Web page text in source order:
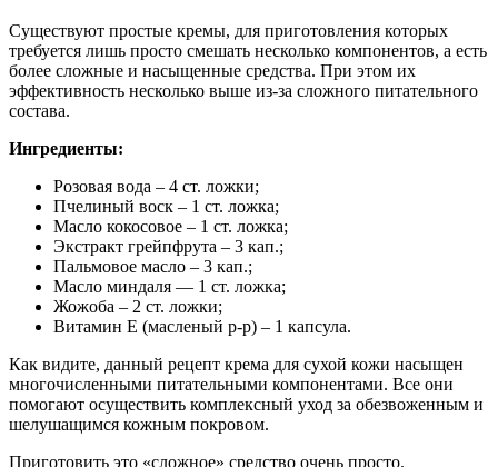
Существуют простые кремы, для приготовления которых
требуется лишь просто смешать несколько компонентов, а есть
более сложные и насыщенные средства. При этом их
эффективность несколько выше из-за сложного питательного
состава.
Ингредиенты:
Розовая вода – 4 ст. ложки;
Пчелиный воск – 1 ст. ложка;
Масло кокосовое – 1 ст. ложка;
Экстракт грейпфрута – 3 кап.;
Пальмовое масло – 3 кап.;
Масло миндаля — 1 ст. ложка;
Жожоба – 2 ст. ложки;
Витамин Е (масленый р-р) – 1 капсула.
Как видите, данный рецепт крема для сухой кожи насыщен
многочисленными питательными компонентами. Все они
помогают осуществить комплексный уход за обезвоженным и
шелушащимся кожным покровом.
Приготовить это «сложное» средство очень просто.